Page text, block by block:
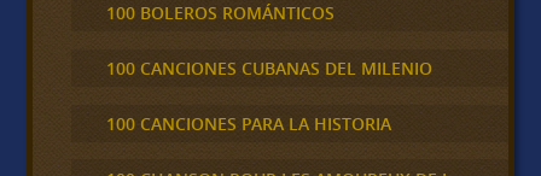
100 BOLEROS ROMÁNTICOS
100 CANCIONES CUBANAS DEL MILENIO
100 CANCIONES PARA LA HISTORIA